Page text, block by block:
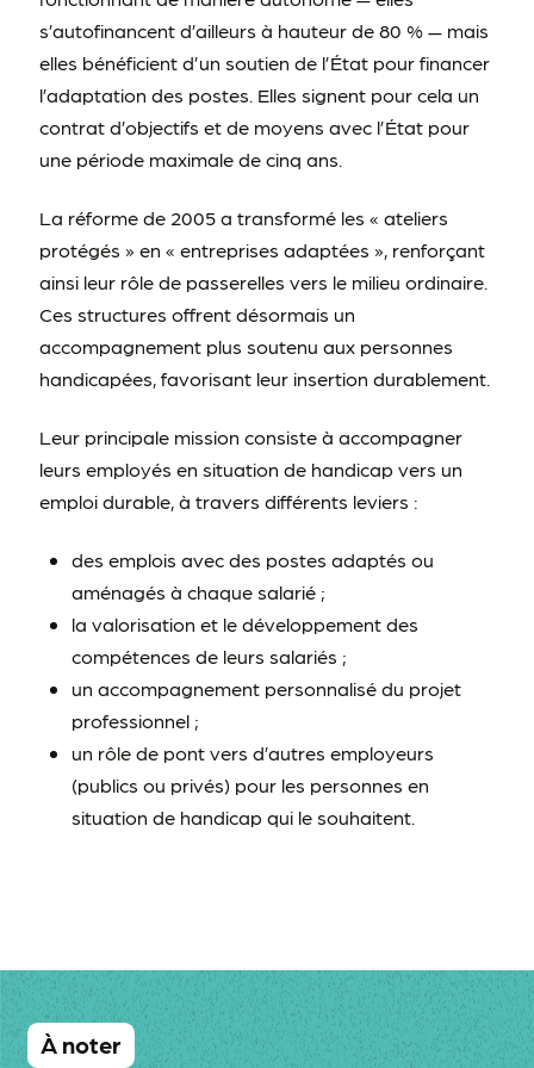
s’autofinancent d’ailleurs à hauteur de 80 % — mais
elles bénéficient d’un soutien de l’État pour financer
l’adaptation des postes. Elles signent pour cela un
contrat d’objectifs et de moyens avec l’État pour
une période maximale de cinq ans.
La réforme de 2005 a transformé les « ateliers
protégés » en « entreprises adaptées », renforçant
ainsi leur rôle de passerelles vers le milieu ordinaire.
Ces structures offrent désormais un
accompagnement plus soutenu aux personnes
handicapées, favorisant leur insertion durablement.
Leur principale mission consiste à accompagner
leurs employés en situation de handicap vers un
emploi durable, à travers différents leviers :
des emplois avec des postes adaptés ou
aménagés à chaque salarié ;
la valorisation et le développement des
compétences de leurs salariés ;
un accompagnement personnalisé du projet
professionnel ;
un rôle de pont vers d’autres employeurs
(publics ou privés) pour les personnes en
situation de handicap qui le souhaitent.
À noter